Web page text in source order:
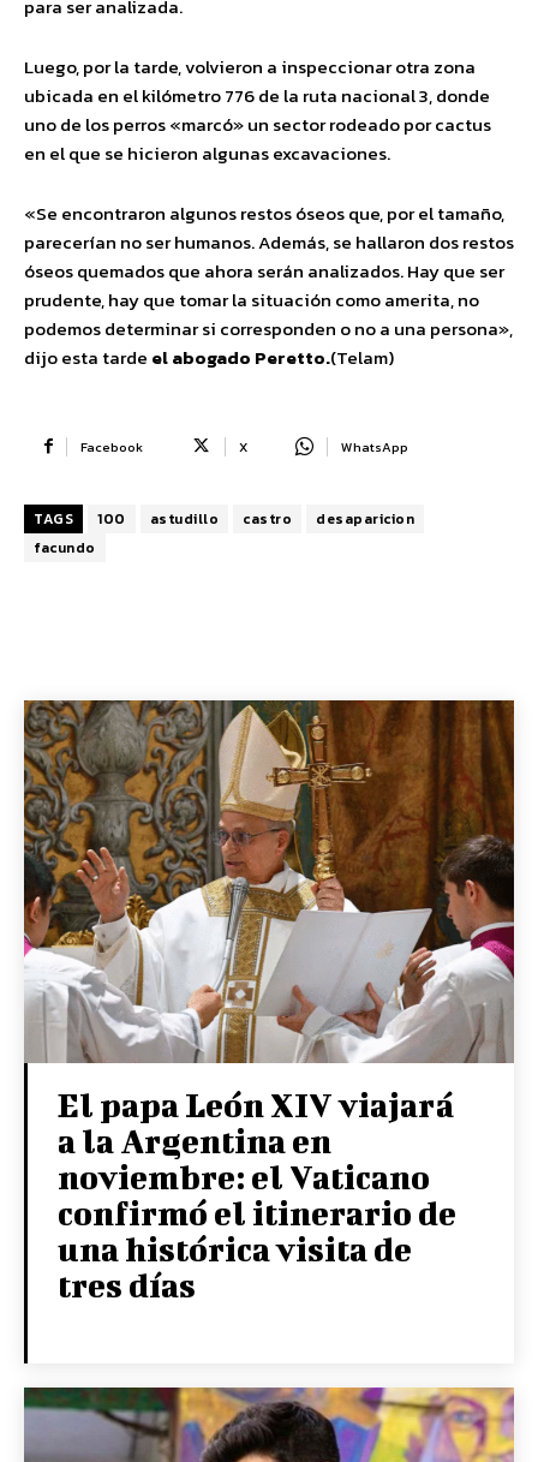
para ser analizada.
Luego, por la tarde, volvieron a inspeccionar otra zona
ubicada en el kilómetro 776 de la ruta nacional 3, donde
uno de los perros «marcó» un sector rodeado por cactus
en el que se hicieron algunas excavaciones.
«Se encontraron algunos restos óseos que, por el tamaño,
parecerían no ser humanos. Además, se hallaron dos restos
óseos quemados que ahora serán analizados. Hay que ser
prudente, hay que tomar la situación como amerita, no
podemos determinar si corresponden o no a una persona»,
dijo esta tarde el abogado Peretto.(Telam)
Facebook X WhatsApp
TAGS 100 astudillo castro
desaparicion
facundo
El papa León XIV viajará
a la Argentina en
noviembre: el Vaticano
confirmó el itinerario de
una histórica visita de
tres días